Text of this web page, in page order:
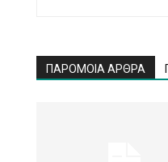
ΠΑΡΟΜΟΙΑ ΑΡΘΡΑ